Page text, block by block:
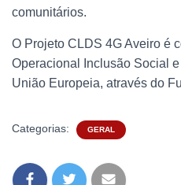
comunitários.
O Projeto CLDS 4G Aveiro é
Operacional Inclusão Social
União Europeia, através do
Categorias: GERAL